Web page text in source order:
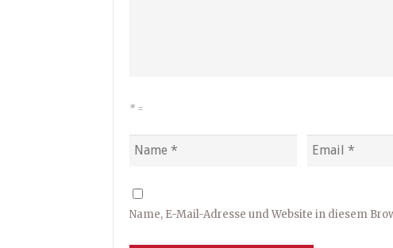
* =
Name, E-Mail-Adresse und Website in diesem